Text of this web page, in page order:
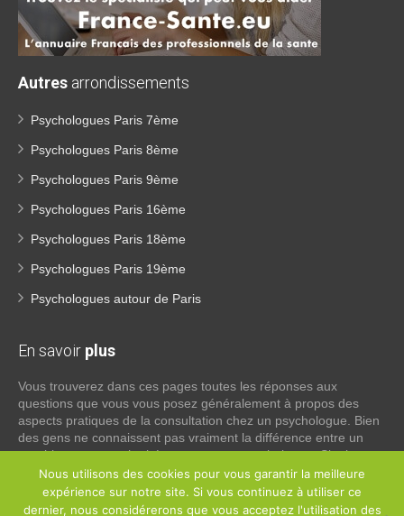
Autres arrondissements
Psychologues Paris 7ème
Psychologues Paris 8ème
Psychologues Paris 9ème
Psychologues Paris 16ème
Psychologues Paris 18ème
Psychologues Paris 19ème
Psychologues autour de Paris
En savoir plus
Vous trouverez dans ces pages toutes les réponses aux
questions que vous vous posez généralement à propos des
aspects pratiques de la consultation chez un psychologue. Bien
des gens ne connaissent pas vraiment la différence entre un
psychiatre, un psychothérapeute et un psychologue. Si tel est
votre cas, voici quelques définitions qui devraient clarifier les
choses, n’hésitez pas à nous contacter:
Nous utilisons des cookies pour vous garantir la meilleure
expérience sur notre site. Si vous continuez à utiliser ce
dernier, nous considérerons que vous acceptez l'utilisation des